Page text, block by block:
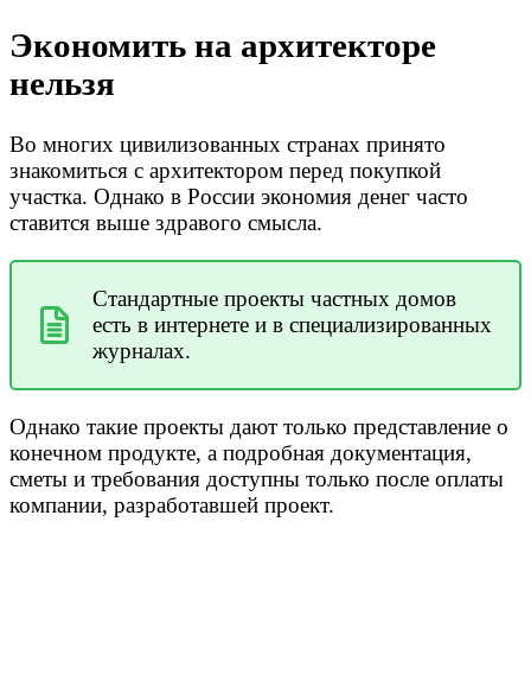
Экономить на архитекторе
нельзя
Во многих цивилизованных странах принято
знакомиться с архитектором перед покупкой
участка. Однако в России экономия денег часто
ставится выше здравого смысла.
Стандартные проекты частных домов
есть в интернете и в специализированных
журналах.
Однако такие проекты дают только представление о
конечном продукте, а подробная документация,
сметы и требования доступны только после оплаты
компании, разработавшей проект.